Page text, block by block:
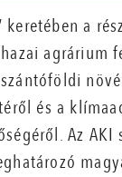
keretében a
agrárium
és a
Az